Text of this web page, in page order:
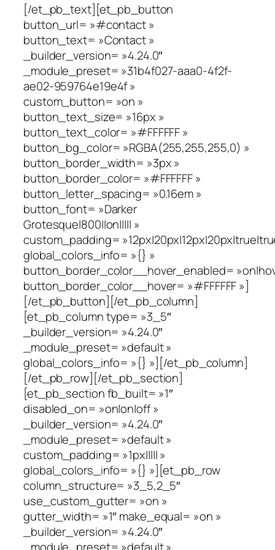
[/et_pb_text][et_pb_button
button_url= »#contact »
button_text= »Contact »
_builder_version= »4.24.0″
_module_preset= »31b4f027-aaa0-4f2f-
ae02-959764e19e4f »
custom_button= »on »
button_text_size= »16px »
button_text_color= »#FFFFFF »
button_bg_color= »RGBA(255,255,255,0) »
button_border_width= »3px »
button_border_color= »#FFFFFF »
button_letter_spacing= »0.16em »
button_font= »Darker
Grotesque|800||on||||| »
custom_padding=
global_colors_info= »{} »
button_border_color__hover_enabled=
button_border_color__hover= »#FFFFFF »]
[/et_pb_button][/et_pb_column]
[et_pb_column type= »3_5″
_builder_version= »4.24.0″
_module_preset= »default »
global_colors_info= »{} »][/et_pb_column]
[/et_pb_row][/et_pb_section]
[et_pb_section fb_built= »1″
disabled_on= »on|on|off »
_builder_version= »4.24.0″
_module_preset= »default »
custom_padding= »1px||||| »
global_colors_info= »{} »][et_pb_row
column_structure= »3_5,2_5″
use_custom_gutter= »on »
gutter_width= »1″ make_equal= »on »
_builder_version= »4.24.0″